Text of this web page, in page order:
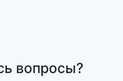
вопросы?